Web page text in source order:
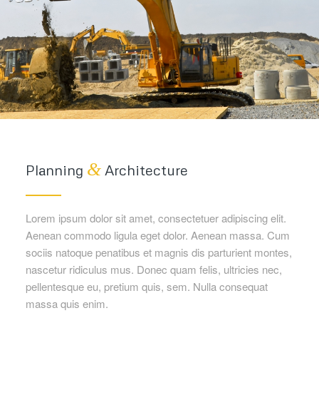
Planning &Architecture
Lorem ipsum dolor sit amet, consectetuer adipiscing elit.
Aenean commodo ligula eget dolor. Aenean massa. Cum
sociis natoque penatibus et magnis dis parturient montes,
nascetur ridiculus mus. Donec quam felis, ultricies nec,
pellentesque eu, pretium quis, sem. Nulla consequat
massa quis enim.